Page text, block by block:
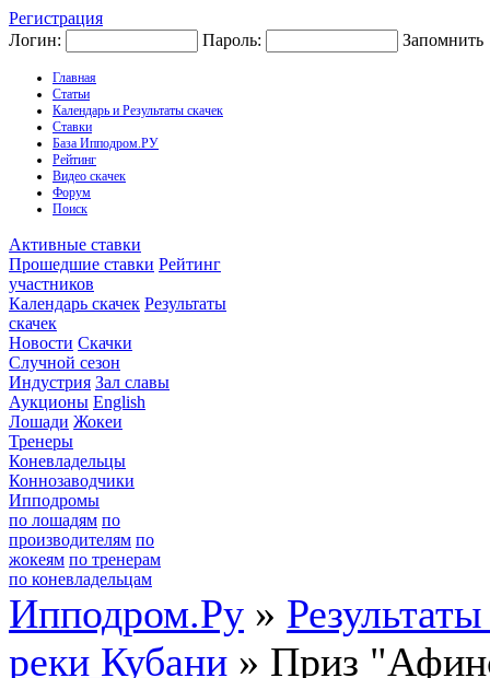
Регистрация
Логин:
Пароль: Запомнить
Главная
Статьи
Календарь и Результаты скачек
Ставки
База Ипподром.РУ
Рейтинг
Видео скачек
Форум
Поиск
Активные ставки
Прошедшие ставки Рейтинг
участников
Календарь скачек Результаты
скачек
Новости Скачки
Случной сезон
Индустрия Зал славы
Аукционы English
Лошади Жокеи
Тренеры
Коневладельцы
Коннозаводчики
Ипподромы
по лошадям по
производителям по
жокеям по тренерам
по коневладельцам
Ипподром.Ру »
реки Кубани » Приз